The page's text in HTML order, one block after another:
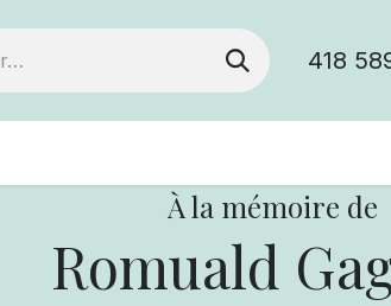
418
À la mémoire de
Romuald